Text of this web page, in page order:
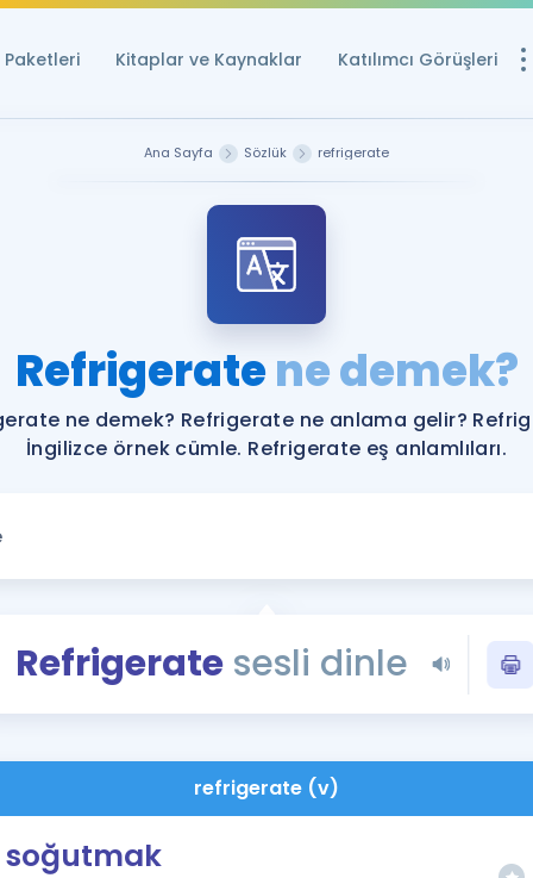
Paketleri Kitaplar ve Kaynaklar Katılımcı Görüşleri
Ücretsiz
YDS ve YÖKDİL
YDS ve
YDS - YÖKDİL
İngilizce
Ana Sayfa Sözlük refrigerate
Refrigeratene demek?
ne demek? Refrigerate ne anlama gelir?
İngilizce örnek cümle. Refrigerate eş anlamlıları.
Refrigerate sesli dinle
refrigerate (v)
soğutmak